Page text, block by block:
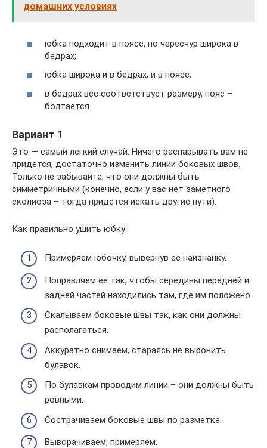
домашних условиях
юбка подходит в поясе, но чересчур широка в
бедрах;
юбка широка и в бедрах, и в поясе;
в бедрах все соответствует размеру, пояс –
болтается.
Вариант 1
Это — самый легкий случай. Ничего распарывать вам не
придется, достаточно изменить линии боковых швов.
Только не забывайте, что они должны быть
симметричными (конечно, если у вас нет заметного
сколиоза – тогда придется искать другие пути).
Как правильно ушить юбку:
Примеряем юбочку, вывернув ее наизнанку.
Поправляем ее так, чтобы середины передней и
задней частей находились там, где им положено.
Скалываем боковые швы так, как они должны
располагаться.
Аккуратно снимаем, стараясь не выронить
булавок.
По булавкам проводим линии – они должны быть
ровными.
Сострачиваем боковые швы по разметке.
Выворачиваем, примеряем.